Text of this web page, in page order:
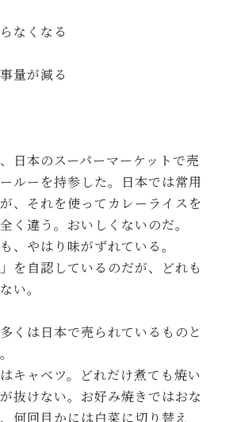
なくなる
量が減る
日本のスーパーマーケットで売
ルーを持参した。日本では常用
、それを使ってカレーライスを
く違う。おいしくないのだ。
、やはり味がずれている。
を自認しているのだが、どれも
い。
くは日本で売られているものと
キャベツ。どれだけ煮ても焼い
抜けない。お好み焼きではおな
何回目かには白菜に切り替え